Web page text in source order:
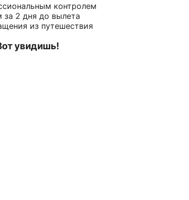
контролем
2 дня до вылета
из путешествия
увидишь!